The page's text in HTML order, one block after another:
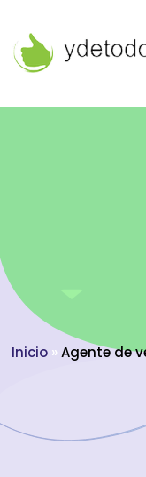
Inicio »Agente de